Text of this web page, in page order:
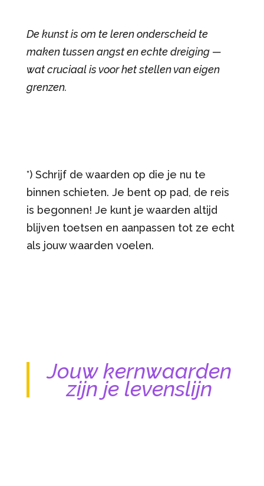
De kunst is om te leren onderscheid te
maken tussen angst en echte dreiging —
wat cruciaal is voor het stellen van eigen
grenzen.
*) Schrijf de waarden op die je nu te
binnen schieten. Je bent op pad, de reis
is begonnen! Je kunt je waarden altijd
blijven toetsen en aanpassen tot ze echt
als jouw waarden voelen.
Jouw kernwaarden
zijn je levenslijn